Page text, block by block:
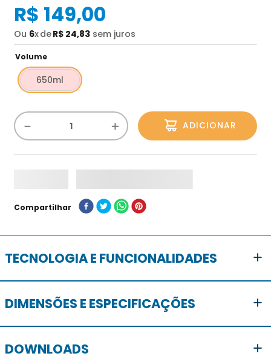
R$ 149,00
Ou 6x R$ 24,83 sem juros
Volume
650ml
＋
－ ADICIONAR
Compartilhar
TECNOLOGIA E FUNCIONALIDADES
DIMENSÕES E ESPECIFICAÇÕES
DOWNLOADS